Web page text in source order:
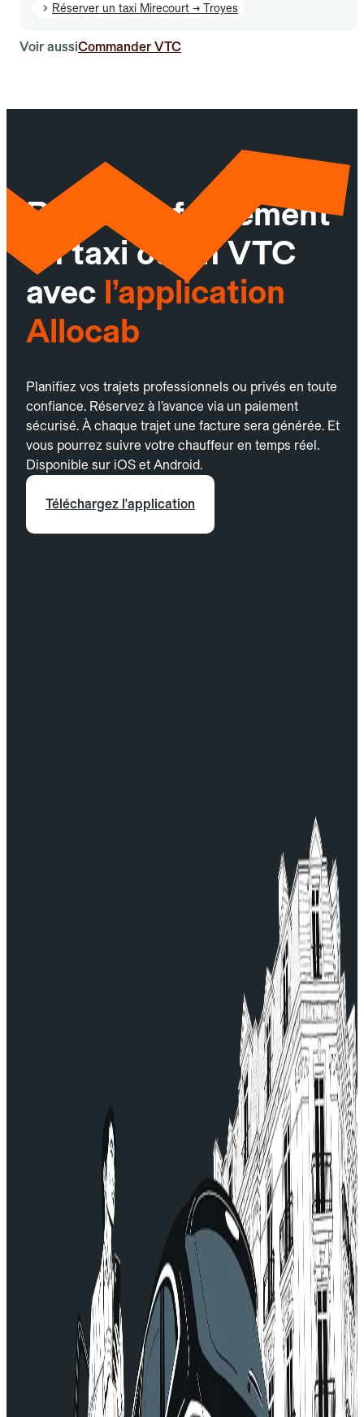
Réserver un taxi Mirecourt → Troyes
Voir aussiCommander VTC
Réservez facilement
un taxi ou un VTC
avec l’application
Allocab
Planifiez vos trajets professionnels ou privés en toute
confiance. Réservez à l’avance via un paiement
sécurisé. À chaque trajet une facture sera générée. Et
vous pourrez suivre votre chauffeur en temps réel.
Disponible sur iOS et Android.
Téléchargez l'application